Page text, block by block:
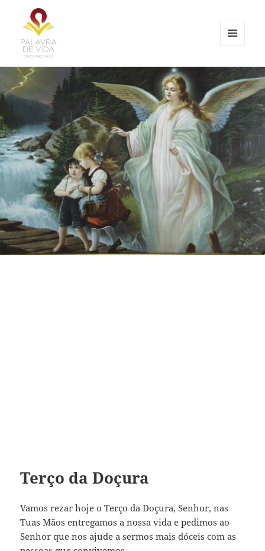
Palavra de Vida
WIDGETS
Terço da Doçura
Vamos rezar hoje o Terço da Doçura, Senhor, nas
Tuas Mãos entregamos a nossa vida e pedimos ao
Senhor que nos ajude a sermos mais dóceis com as